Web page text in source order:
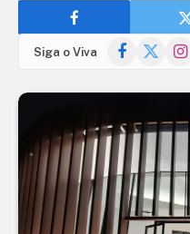
Siga o Viva Facebook
X